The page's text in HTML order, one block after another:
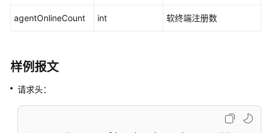
口
置
查
agentOnlineCount int 软终端注册数
样例报文
请求头：